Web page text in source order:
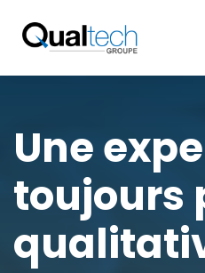
Une
toujours